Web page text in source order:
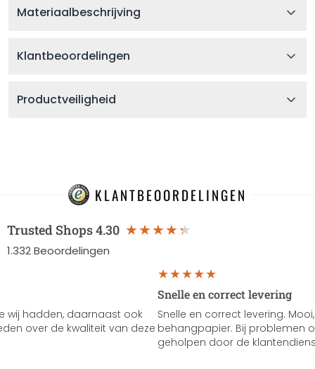
Materiaalbeschrijving
Klantbeoordelingen
Productveiligheid
KLANTBEOORDELINGEN
Trusted Shops4.30
1.332Beoordelingen
wij hadden, daarnaast ook
over de kwaliteit van deze
Snelle en correct levering
Snelle en correct levering.
behangpapier. Bij problemen
geholpen door de